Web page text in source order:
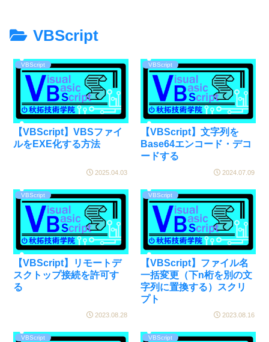
VBScript
VBScript
【VBScript】VBSファイ
ルをEXE化する方法
2025.04.03
VBScript
【VBScript】文字列を
Base64エンコード・デコ
ードする
2024.07.09
VBScript
【VBScript】リモートデ
スクトップ接続を許可す
る
2023.08.28
VBScript
【VBScript】ファイル名
一括変更（下n桁を別の文
字列に置換する）スクリ
プト
2023.08.16
VBScript VBScript